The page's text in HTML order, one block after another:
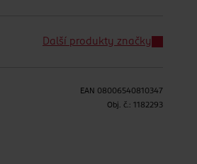
Další produkty značky
EAN 08006540810347
Obj. č.: 1182293